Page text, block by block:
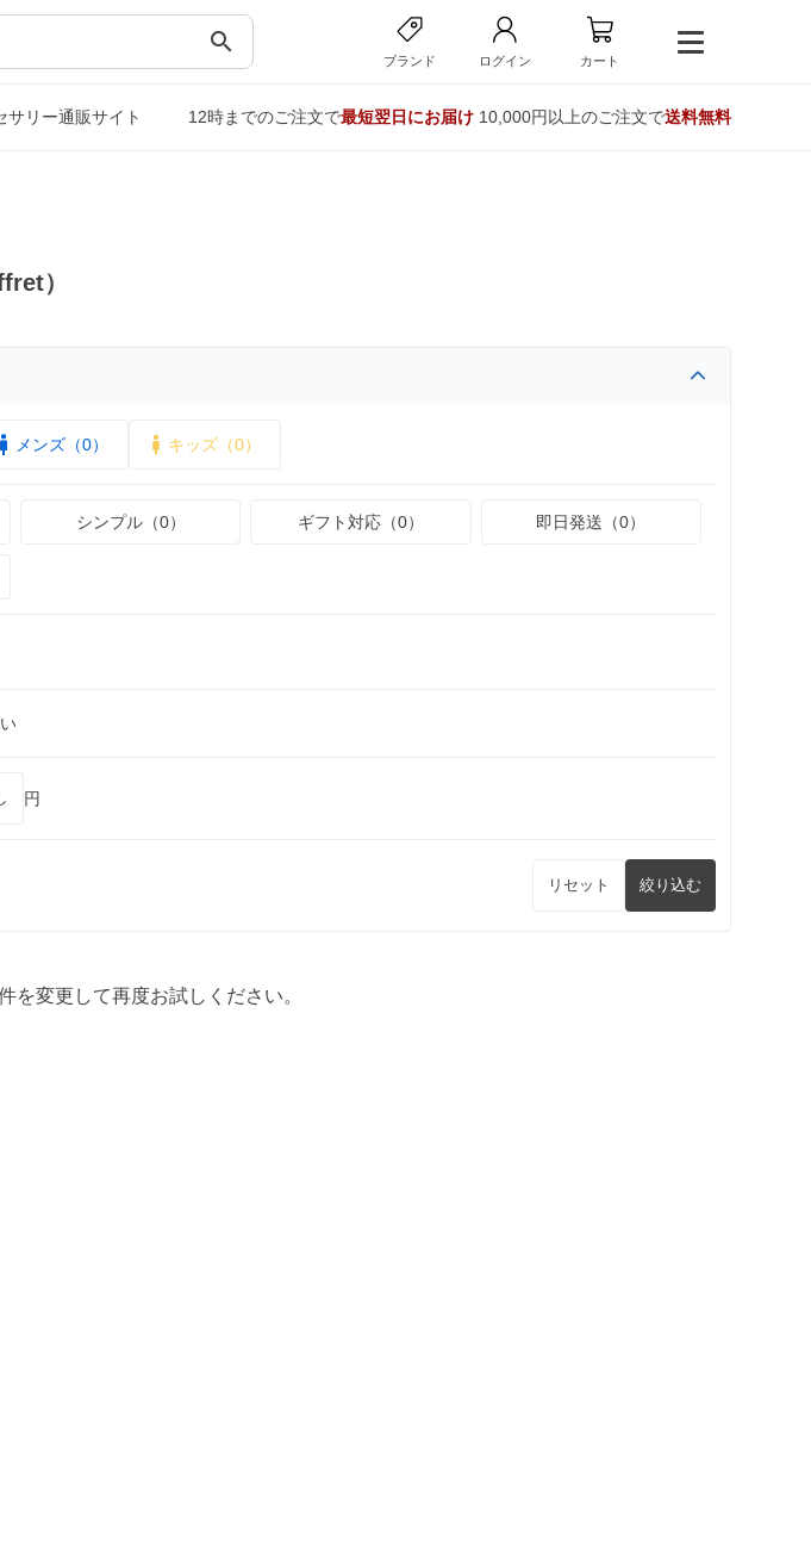
search
ブランド ログイン カート
リー通販サイト 12時までのご注文で最短翌日にお届け10,000円以上のご注文で送料無料
）
メンズ（0） キッズ（0）
シンプル（0） ギフト対応（0） 即日発送（0）
円
リセット 絞り込む
を変更して再度お試しください。